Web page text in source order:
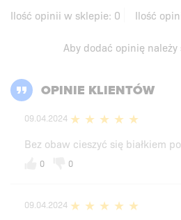
Ilość opinii w sklepie: 0 Ilość
Aby dodać opinię należy
OPINIE KLIENTÓW
09.04.2024
Bez obaw cieszyć się białkiem
0 0
09.04.2024